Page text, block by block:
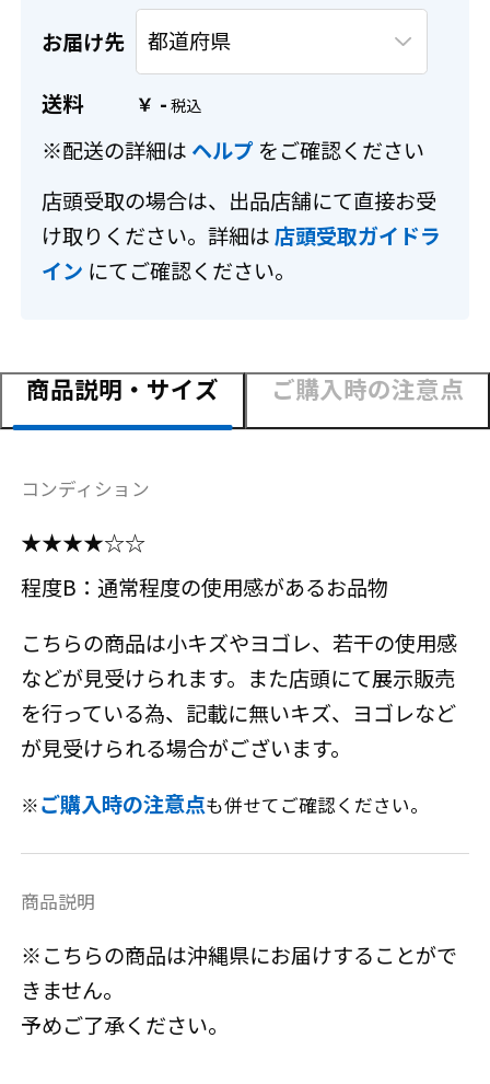
お届け先
送料 ￥ -
※配送の詳細は ヘルプ をご確認ください
店頭受取の場合は、出品店舗にて直接お受
け取りください。詳細は店頭受取ガイドラ
イン にてご確認ください。
商品説明・サイズ ご購入時の注意点
コンディション
★★★★☆☆
程度B：通常程度の使用感があるお品物
こちらの商品は小キズやヨゴレ、若干の使用感
などが見受けられます。また店頭にて展示販売
を行っている為、記載に無いキズ、ヨゴレなど
が見受けられる場合がございます。
※ご購入時の注意点も併せてご確認ください。
商品説明
※こちらの商品は沖縄県にお届けすることがで
きません。
予めご了承ください。